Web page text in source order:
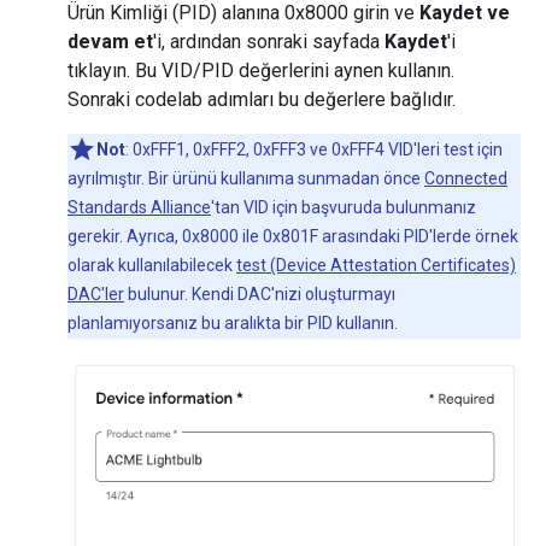
Ürün Kimliği (PID) alanına 0x8000 girin ve Kaydet ve
devam et'i, ardından sonraki sayfada Kaydet'i
tıklayın. Bu VID/PID değerlerini aynen kullanın.
Sonraki codelab adımları bu değerlere bağlıdır.
Not: 0xFFF1, 0xFFF2, 0xFFF3 ve 0xFFF4 VID'leri test için
ayrılmıştır. Bir ürünü kullanıma sunmadan önce Connected
Standards Alliance'tan VID için başvuruda bulunmanız
gerekir. Ayrıca, 0x8000 ile 0x801F arasındaki PID'lerde örnek
olarak kullanılabilecektest (Device Attestation Certificates)
DAC'ler bulunur. Kendi DAC'nizi oluşturmayı
planlamıyorsanız bu aralıkta bir PID kullanın.